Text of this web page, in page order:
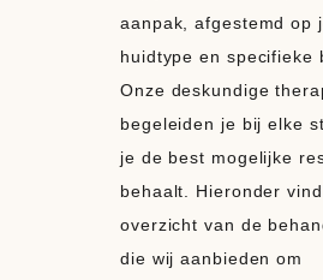
aanpak, afgestemd op
huidtype en specifieke
Onze deskundige
begeleiden je bij elke
je de best mogelijke
behaalt. Hieronder
overzicht van de
die wij aanbieden om